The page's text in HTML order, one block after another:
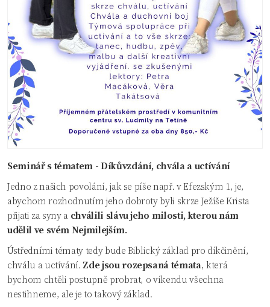
Seminář s tématem - Díkůvzdání, chvála a uctívání
Jedno z našich povolání, jak se píše např. v Efezským 1, je,
abychom rozhodnutím jeho dobroty byli skrze Ježíše Krista
přijati za syny a chválili slávu jeho milosti, kterou nám
udělil ve svém Nejmilejším.
Ústředními tématy tedy bude Biblický základ pro díkčinění,
chválu a uctívání. Zde jsou rozepsaná témata, která
bychom chtěli postupně probrat, o víkendu všechna
nestihneme, ale je to takový základ.